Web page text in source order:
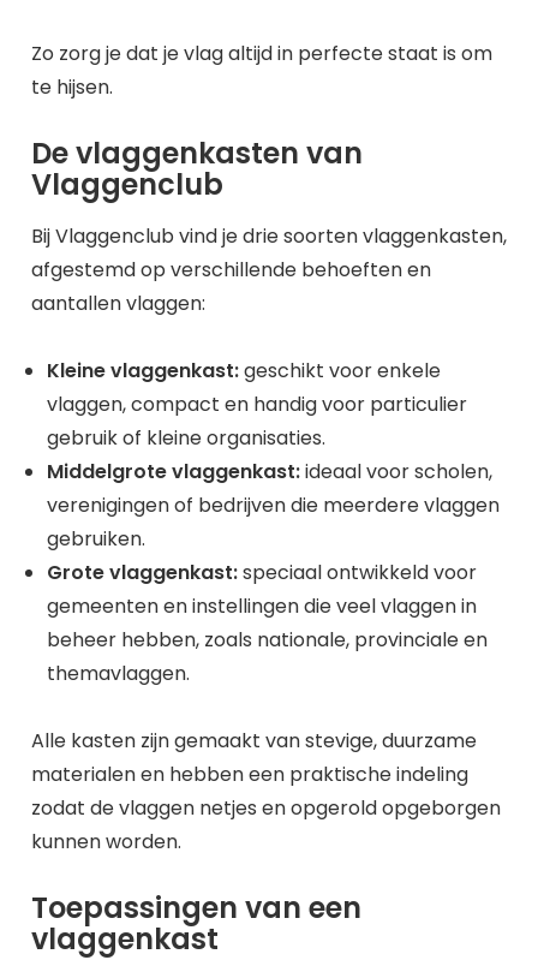
Zo zorg je dat je vlag altijd in perfecte staat is om
te hijsen.
De vlaggenkasten van
Vlaggenclub
Bij Vlaggenclub vind je drie soorten vlaggenkasten,
afgestemd op verschillende behoeften en
aantallen vlaggen:
Kleine vlaggenkast:geschikt voor enkele
vlaggen, compact en handig voor particulier
gebruik of kleine organisaties.
Middelgrote vlaggenkast:ideaal voor scholen,
verenigingen of bedrijven die meerdere vlaggen
gebruiken.
Grote vlaggenkast:speciaal ontwikkeld voor
gemeenten en instellingen die veel vlaggen in
beheer hebben, zoals nationale, provinciale en
themavlaggen.
Alle kasten zijn gemaakt van stevige, duurzame
materialen en hebben een praktische indeling
zodat de vlaggen netjes en opgerold opgeborgen
kunnen worden.
Toepassingen van een
vlaggenkast